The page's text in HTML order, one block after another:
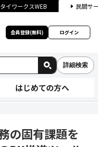
イワークスWEB 民間サ
会員登録(無料) ログイン
詳細検索
はじめての方へ
の固有課題を